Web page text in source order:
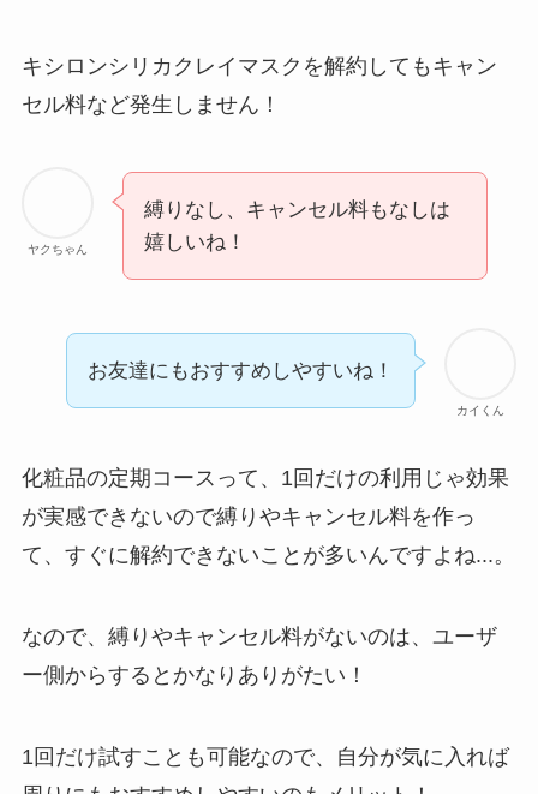
レミノの解約方法ま
詳しく解説！
なにわサプリ
Sivorune(シボルネ)
なぜ解約できない？
る方法ある？
ニューZの解約まと
め！電話が繋がらな
解約できない？バロ
ニーを電話から解約
キシロンシリカクレイマスクを解約してもキャン
セル料など発生しません！
ヤクちゃん
縛りなし、キャンセル料もなしは
嬉しいね！
カイくん
お友達にもおすすめしやすいね！
化粧品の定期コースって、1回だけの利用じゃ効果
が実感できないので縛りやキャンセル料を作っ
て、すぐに解約できないことが多いんですよね...。
なので、縛りやキャンセル料がないのは、ユーザ
ー側からするとかなりありがたい！
1回だけ試すことも可能なので、自分が気に入れば